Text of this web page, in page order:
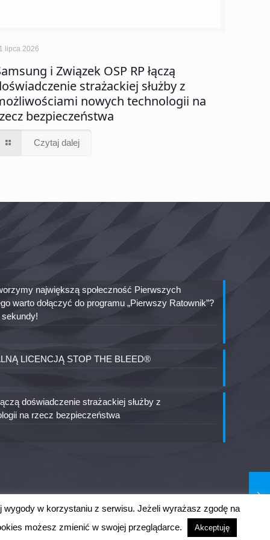
lipca 2026
i Związek OSP RP łączą
strażackiej służby z
nowych technologii na
bezpieczeństwa
Czytaj dalej
największą społeczność Pierwszych
warto dołączyć do programu „Pierwszy Ratownik”?
LICENCJĄ STOP THE BLEED®
doświadczenie strażackiej służby z
na rzecz bezpieczeństwa
w korzystaniu z serwisu. Jeżeli wyrażasz zgodę na
możesz zmienić w swojej przeglądarce.
Akceptuję